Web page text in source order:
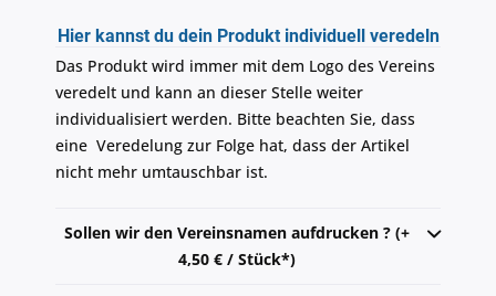
Hier kannst du dein Produkt individuell veredeln
Das Produkt wird immer mit dem Logo des Vereins
veredelt und kann an dieser Stelle weiter
individualisiert werden. Bitte beachten Sie, dass
eine Veredelung zur Folge hat, dass der Artikel
nicht mehr umtauschbar ist.
Sollen wir den Vereinsnamen aufdrucken ? (+
4,50 € / Stück*)